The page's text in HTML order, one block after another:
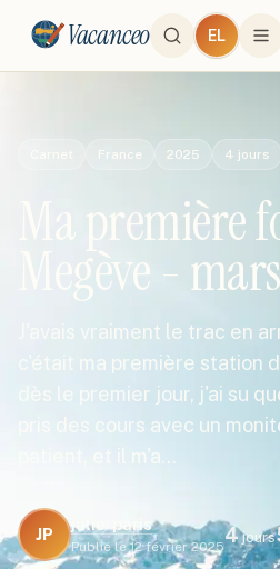
Vacanceo EL
France 2025 4 jours
Ma première
Megève - mars
J'avais vraiment le trac en
c'était ma première station
dès le premier jour, j'ai su
pris des cours avec un
patient, et il m'a…
JP
julie-paris
Publié le 12 février 2025
4jours